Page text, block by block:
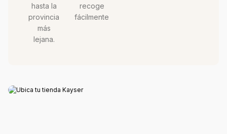
hasta la
provincia
más
lejana.
recoge
fácilmente